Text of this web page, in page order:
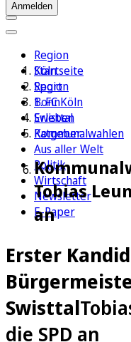
Anmelden
Region
Köln
Sport
1. FC Köln
Erleben
Ratgeber
Aus aller Welt
Politik
Wirtschaft
Newsletter
E-Paper
Startseite
Region
Bonn
Swisttal
Kommunalwahlen
Tobias
an
Erster
Swisttal
die SPD an